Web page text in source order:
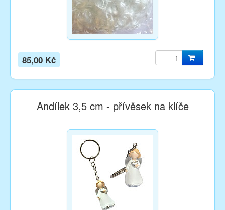
85,00 Kč
Andílek 3,5 cm - přívěsek na klíče